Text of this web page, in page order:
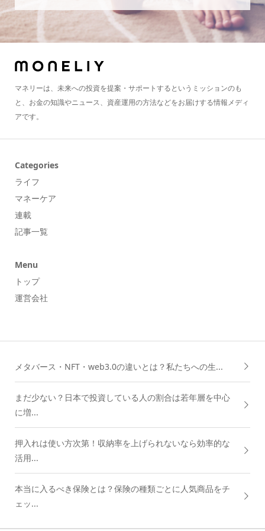
マネリーは、未来への投資を提案・サポートするというミッションのも
と、お金の知識やニュース、資産運用の方法などをお届けする情報メディ
アです。
Categories
ライフ
マネーケア
連載
記事一覧
Menu
トップ
運営会社
メタバース・NFT・web3.0の違いとは？私たちへの生...
まだ少ない？日本で投資している人の割合は若年層を中心
に増...
押入れは使い方次第！収納率を上げられないなら効率的な
活用...
本当に入るべき保険とは？保険の種類ごとに人気商品をチ
ェッ...